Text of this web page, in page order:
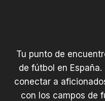
Tu punto de
de fútbol en
conectar a
con los campos de